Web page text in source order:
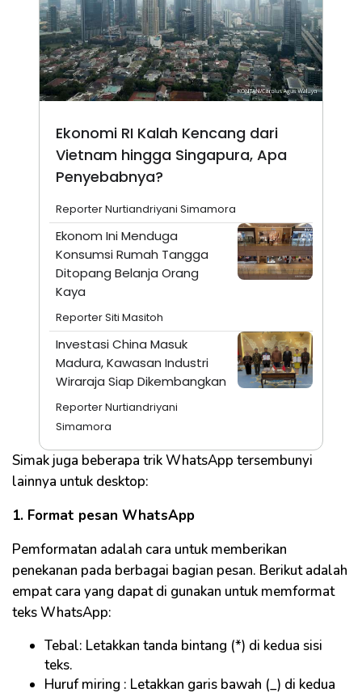
Ekonomi RI Kalah Kencang dari
Vietnam hingga Singapura, Apa
Penyebabnya?
Reporter Nurtiandriyani Simamora
Ekonom Ini Menduga
Konsumsi Rumah Tangga
Ditopang Belanja Orang
Kaya
Reporter Siti Masitoh
Investasi China Masuk
Madura, Kawasan Industri
Wiraraja Siap Dikembangkan
Reporter Nurtiandriyani
Simamora
Simak juga beberapa trik WhatsApp tersembunyi
lainnya untuk desktop:
1. Format pesan WhatsApp
Pemformatan adalah cara untuk memberikan
penekanan pada berbagai bagian pesan. Berikut adalah
empat cara yang dapat di gunakan untuk memformat
teks WhatsApp:
Tebal: Letakkan tanda bintang (*) di kedua sisi
teks.
Huruf miring : Letakkan garis bawah (_) di kedua